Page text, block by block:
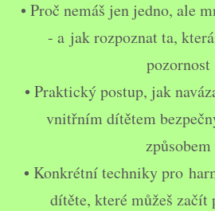
• Proč nemáš jen jedno, ale
- a jak rozpoznat ta,
pozornost
• Praktický postup, jak
vnitřním dítětem
způsobem
• Konkrétní techniky pro
dítěte, které můžeš začít